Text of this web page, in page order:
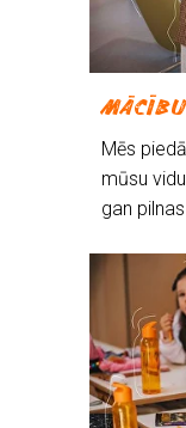
Mēs
mūsu
gan